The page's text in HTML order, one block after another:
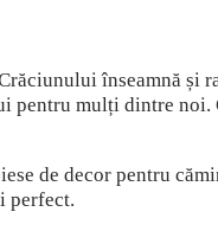
înseamnă și
pentru mulți dintre noi.
de decor pentru
perfect.